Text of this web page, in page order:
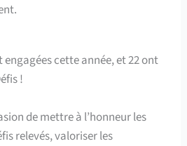
engagées cette année, et 22 ont
!
de mettre à l’honneur les
relevés, valoriser les